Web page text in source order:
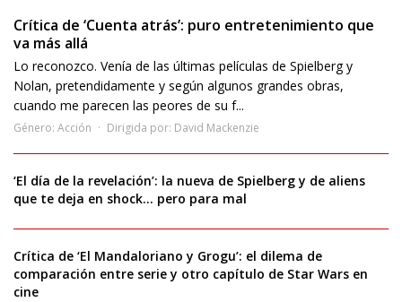
Crítica de ‘Cuenta atrás’: puro entretenimiento que
va más allá
Lo reconozco. Venía de las últimas películas de Spielberg y
Nolan, pretendidamente y según algunos grandes obras,
cuando me parecen las peores de su f...
Género: Acción Dirigida por: David Mackenzie
‘El día de la revelación’: la nueva de Spielberg y de aliens
que te deja en shock… pero para mal
Crítica de ‘El Mandaloriano y Grogu’: el dilema de
comparación entre serie y otro capítulo de Star Wars en
cine